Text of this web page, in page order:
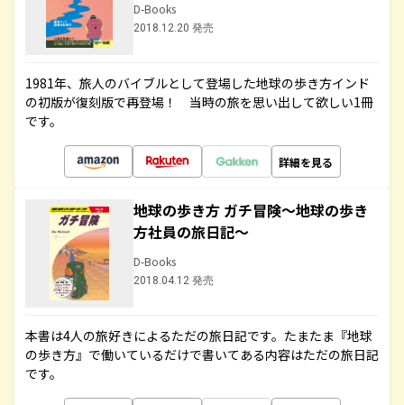
D-Books
2018.12.20 発売
1981年、旅人のバイブルとして登場した地球の歩き方インド
の初版が復刻版で再登場！ 当時の旅を思い出して欲しい1冊
です。
詳細を見る
地球の歩き方 ガチ冒険～地球の歩き
方社員の旅日記～
D-Books
2018.04.12 発売
本書は4人の旅好きによるただの旅日記です。たまたま『地球
の歩き方』で働いているだけで書いてある内容はただの旅日記
です。